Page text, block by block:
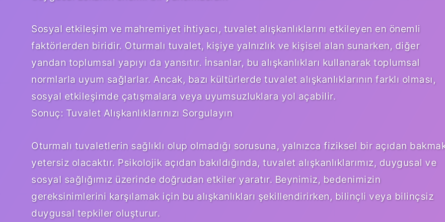
Sosyal etkileşim ve mahremiyet ihtiyacı, tuvalet alışkanlıklarını etkileyen en önemli
faktörlerden biridir. Oturmalı tuvalet, kişiye yalnızlık ve kişisel alan sunarken, diğer
yandan toplumsal yapıyı da yansıtır. İnsanlar, bu alışkanlıkları kullanarak toplumsal
normlarla uyum sağlarlar. Ancak, bazı kültürlerde tuvalet alışkanlıklarının farklı olması,
sosyal etkileşimde çatışmalara veya uyumsuzluklara yol açabilir.
Sonuç: Tuvalet Alışkanlıklarınızı Sorgulayın
Oturmalı tuvaletlerin sağlıklı olup olmadığı sorusuna, yalnızca fiziksel bir açıdan
yetersiz olacaktır. Psikolojik açıdan bakıldığında, tuvalet alışkanlıklarımız, duygusal ve
sosyal sağlığımız üzerinde doğrudan etkiler yaratır. Beynimiz, bedenimizin
gereksinimlerini karşılamak için bu alışkanlıkları şekillendirirken, bilinçli veya bilinçsiz
duygusal tepkiler oluşturur.